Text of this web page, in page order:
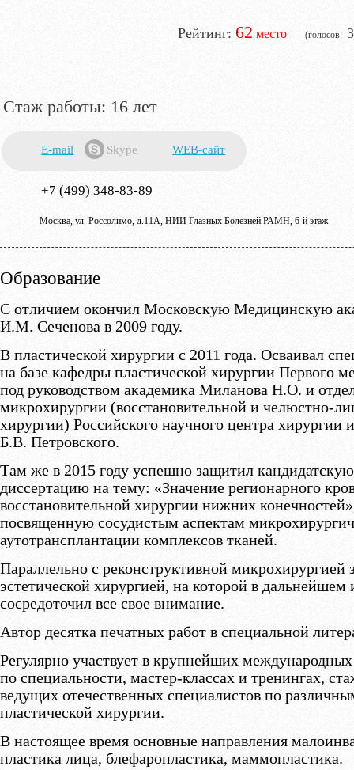
62
16 лет
E-mail Skype WEB-сайт
+7 (499) 348-83-89
Москва, ул. Россолимо, д.11А, НИИ Глазных Болезней РАМН, 6-й этаж
Образование
С отличием окончил Московскую Медицинскую
И.М. Сеченова в 2009 году.
В пластической хирургии с 2011 года. Осваивал
на базе кафедры пластической хирургии Первого
под руководством академика Миланова Н.О. и
микрохирургии (восстановительной и челюстно-
хирургии) Российского научного центра хирургии
Б.В. Петровского.
Там же в 2015 году успешно защитил кандидатскую
диссертацию на тему: «Значение регионарного
восстановительной хирургии нижних
посвященную сосудистым аспектам
аутотрансплантации комплексов тканей.
Параллельно с реконструктивной микрохирургией
эстетической хирургией, на которой в дальнейшем
сосредоточил все свое внимание.
Автор десятка печатных работ в специальной
Регулярно участвует в крупнейших международных
по специальности, мастер-классах и тренингах,
ведущих отечественных специалистов по
пластической хирургии.
В настоящее время основные направления
пластика лица, блефаропластика, маммопластика.